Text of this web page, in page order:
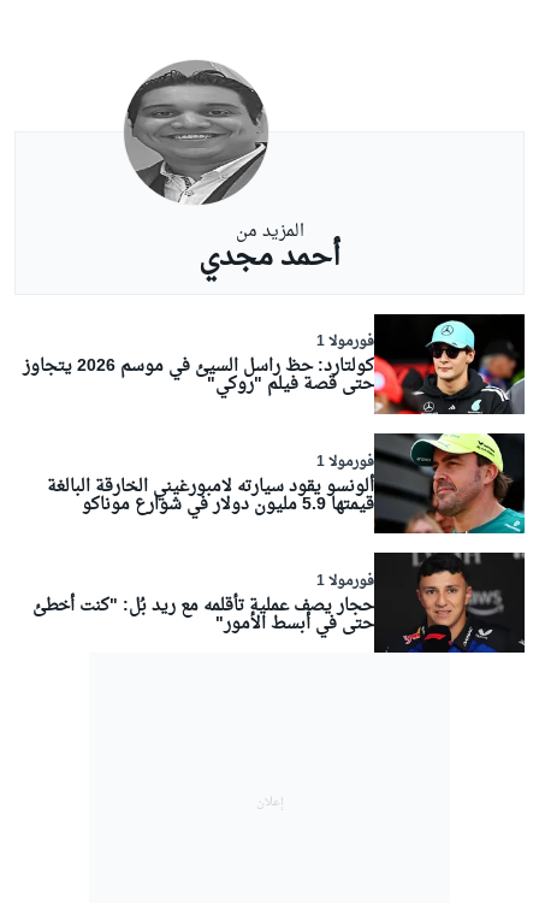
المزيد من
أحمد مجدي
فورمولا 1
كولتارد: حظ راسل السيئ في موسم 2026 يتجاوز
حتى قصة فيلم "روكي"
فورمولا 1
ألونسو يقود سيارته لامبورغيني الخارقة البالغة
قيمتها 5.9 مليون دولار في شوارع موناكو
فورمولا 1
حجار يصف عملية تأقلمه مع ريد بُل: "كنت أخطئ
حتى في أبسط الأمور"